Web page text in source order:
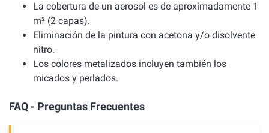
La cobertura de un aerosol es de aproximadamente 1
m² (2 capas).
Eliminación de la pintura con acetona y/o disolvente
nitro.
Los colores metalizados incluyen también los
micados y perlados.
FAQ - Preguntas Frecuentes